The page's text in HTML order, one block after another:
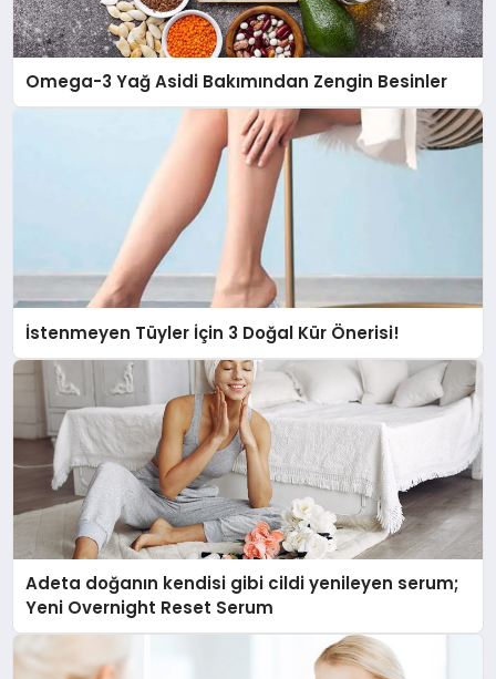
Omega-3 Yağ Asidi Bakımından Zengin Besinler
İstenmeyen Tüyler İçin 3 Doğal Kür Önerisi!
Adeta doğanın kendisi gibi cildi yenileyen serum;
Yeni Overnight Reset Serum